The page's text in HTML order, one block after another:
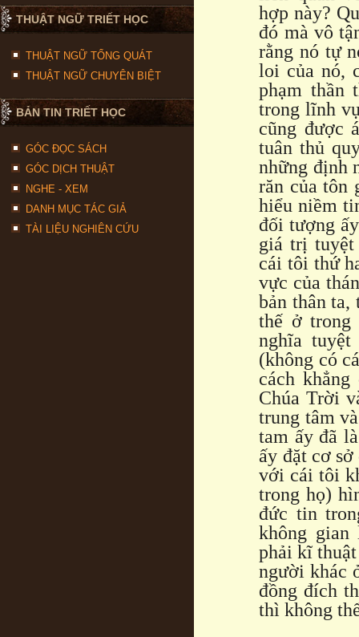
THUẬT NGỮ TRIẾT HỌC
THUẬT NGỮ TỔNG QUÁT
THUẬT NGỮ CHUYÊN BIỆT
BẢN TIN TRIẾT HỌC
GÓC ĐỌC SÁCH
GÓC DỊCH THUẬT
NGHE - XEM
DANH MỤC TÁC GIẢ
TÀI LIỆU NGHIÊN CỨU
hợp này?
đó mà vô
rằng nó tự
loi của nó,
phạm thần
trong lĩnh
cũng được
tuân thủ
những định
răn của tôn
hiểu niềm
đối tượng
giá trị tuyệt
cái tôi thứ
vực của
bản thân
thế ở trong
nghĩa
(không có
cách
Chúa Trời
trung tâm
tam ấy đã
ấy đặt cơ
với cái tôi
trong họ)
đức tin
không gian
phải kĩ
người khác
đồng đích
thì không